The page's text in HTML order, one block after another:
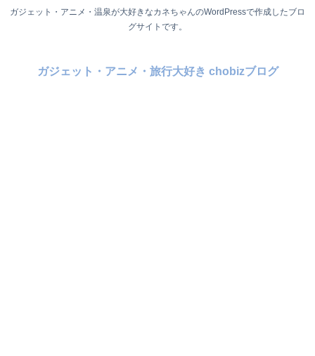
ガジェット・アニメ・温泉が大好きなカネちゃんのWordPressで作成したブロ
グサイトです。
ガジェット・アニメ・旅行大好き chobizブログ